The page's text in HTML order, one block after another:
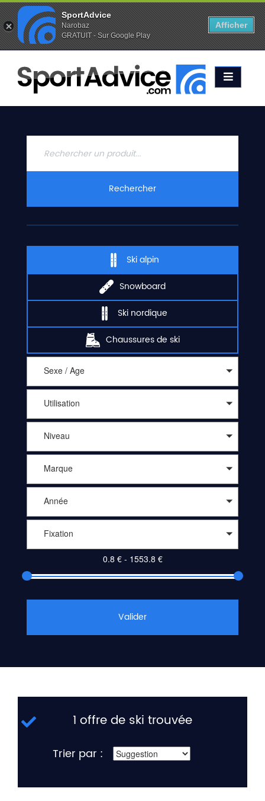
Favoris (0) Alertes (0)
ACCUEIL
SKIS
2020
CONTACT
Rechercher
Ski alpin
Snowboard
Ski nordique
Chaussures de ski
Sexe / Age
Utilisation
Niveau
Marque
Année
Fixation
Valider
1 offre de ski trouvée
Trier par :
SportAdvice
Narobaz
GRATUIT - Sur Google Play
Afficher